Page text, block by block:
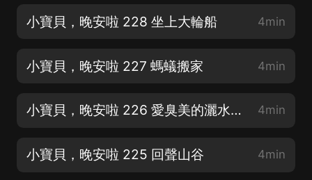
小寶貝，晚安啦 228 坐上大輪船 4min
小寶貝，晚安啦 227 螞蟻搬家 4min
小寶貝，晚安啦 226 愛臭美的灑水車_縮混 4min
小寶貝，晚安啦 225 回聲山谷 4min